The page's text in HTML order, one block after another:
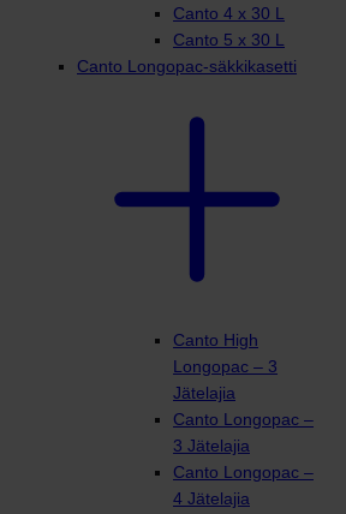
Canto 4 x 30 L
Canto 5 x 30 L
Canto Longopac-säkkikasetti
Canto High
Longopac – 3
Jätelajia
Canto Longopac –
3 Jätelajia
Canto Longopac –
4 Jätelajia